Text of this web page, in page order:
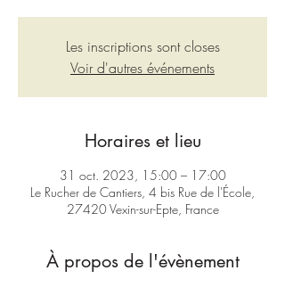
Les inscriptions sont closes
Voir d'autres événements
Horaires et lieu
31 oct. 2023, 15:00 – 17:00
Le Rucher de Cantiers, 4 bis Rue de l'École,
27420 Vexin-sur-Epte, France
À propos de l'évènement